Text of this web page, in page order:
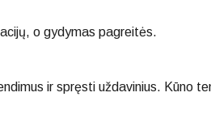
o gydymas pagreitės.
ir spręsti uždavinius. Kūno